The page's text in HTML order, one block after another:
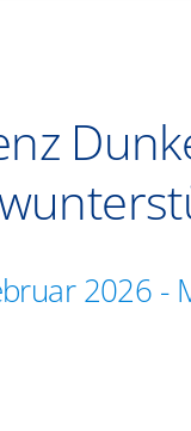
2026 -